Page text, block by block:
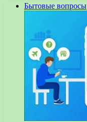
Бытовые вопросы